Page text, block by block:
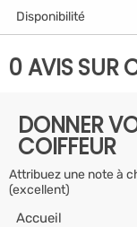
Disponibilité
0 AVIS SUR
DONNER
COIFFEUR
Attribuez une note à
(excellent)
Accueil